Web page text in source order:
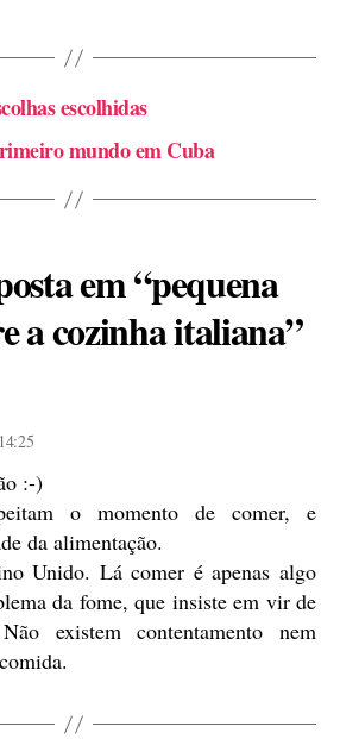
escolhidas
mundo em Cuba
em “pequena
a cozinha italiana”
:-)
o momento de comer, e
da alimentação.
Unido. Lá comer é apenas algo
da fome, que insiste em vir de
existem contentamento nem